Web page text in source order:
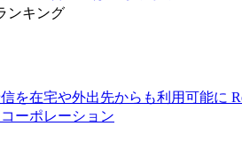
ンキング
を在宅や外出先からも利用可能に
ーポレーション